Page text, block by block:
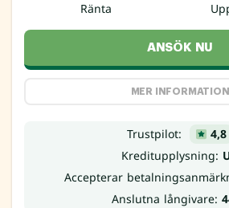
Ränta
ANSÖK NU
MER INFORMATION
Trustpilot:
4,8
Kreditupplysning:
Accepterar
Anslutna långivare: